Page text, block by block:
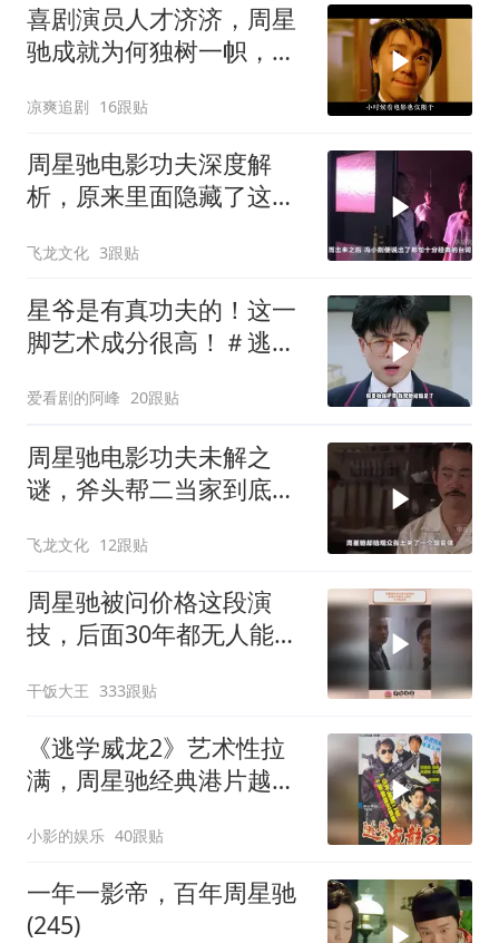
喜剧演员人才济济，周星
驰成就为何独树一帜，他
凉爽追剧 16跟贴
周星驰电影功夫深度解
析，原来里面隐藏了这么
飞龙文化 3跟贴
星爷是有真功夫的！这一
脚艺术成分很高！＃逃学
爱看剧的阿峰 20跟贴
周星驰电影功夫未解之
谜，斧头帮二当家到底是
飞龙文化 12跟贴
周星驰被问价格这段演
技，后面30年都无人能
干饭大王 333跟贴
《逃学威龙2》艺术性拉
满，周星驰经典港片越品
小影的娱乐 40跟贴
一年一影帝，百年周星驰
(245)